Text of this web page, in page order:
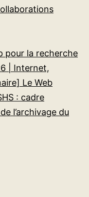
pour la recherche
| Internet,
Le Web
: cadre
l’archivage du